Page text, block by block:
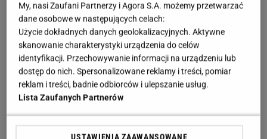
sezonowych owoców
Jaką zupę można zrobić na szybko? Dawny deser
ma ciekawą historię
Zupa "pływające wyspy" jest znana od XIX wieku i
przez wiele lat należała do popularnych słodkich
potraw. W różnych krajach Europy można spotkać
My, nasi Zaufani Partnerzy i Agora S.A. możemy przetwarzać
dane osobowe w następujących celach:
Użycie dokładnych danych geolokalizacyjnych. Aktywne
skanowanie charakterystyki urządzenia do celów
identyfikacji. Przechowywanie informacji na urządzeniu lub
dostęp do nich. Spersonalizowane reklamy i treści, pomiar
reklam i treści, badnie odbiorców i ulepszanie usług.
Lista Zaufanych Partnerów
USTAWIENIA ZAAWANSOWANE